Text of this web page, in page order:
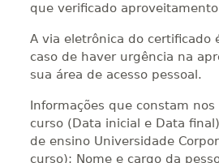
que verificado
A via eletrônica do certificado
caso de haver urgência na
sua área de acesso pessoal.
Informações que constam
curso (Data inicial e Data
de ensino Universidade
curso); Nome e cargo da